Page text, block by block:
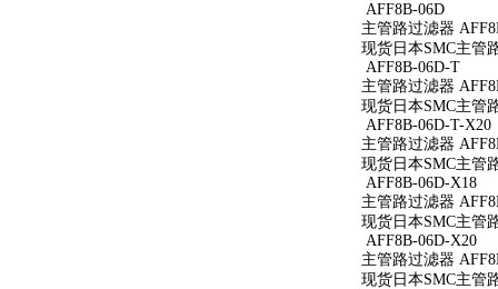
AFF8B-06D
主管路过滤器
现货日本SMC主管
AFF8B-06D-T
主管路过滤器
现货日本SMC主管
AFF8B-06D-T-X20
主管路过滤器
现货日本SMC主管
AFF8B-06D-X18
主管路过滤器
现货日本SMC主管
AFF8B-06D-X20
主管路过滤器
现货日本SMC主管